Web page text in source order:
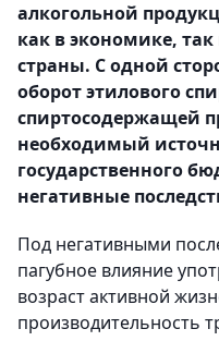
алкогольной
как в экономике,
страны. С одной
оборот этилового
спиртосодержащей
необходимый
государственного
негативные
Под негативными
пагубное влияние
возраст активной
производительность